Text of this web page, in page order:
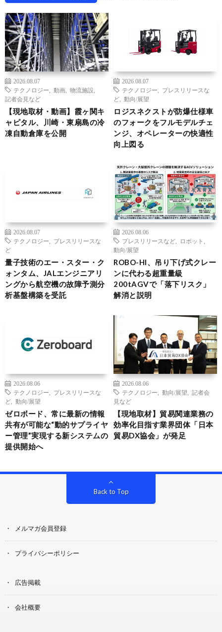
2026.08.07
テクノロジー
動画 物流施設
記者会見など
【現地取材・動画】霞ヶ関キ
ャピタル、川崎・東扇島の冷
凍自動倉庫を公開
2026.08.07
テクノロジー
プレスリリースな
ど
動向/展望
ロジスネクストが防爆仕様車
のフォークをフルモデルチェ
ンジ、オペレーターの快適性
向上図る
2026.08.07
テクノロジー
プレスリリースな
ど
量子技術のエー・スター・ク
ォンタム、JALエンジニアリ
ングから航空機の故障予測分
析基盤構築を受託
2026.08.06
プレスリリースなど
ロボット
動向/展望
ROBO-HI、吊り下げ式クレー
ンに代わる超重量級
200tAGVで「落下リスク」
解消と説明
2026.08.06
テクノロジー
プレスリリースな
ど
動向/展望
ゼロボード、常に最新の情報
共有が可能な“動的サプライヤ
ー管理”実現する新システムの
提供開始へ
2026.08.06
テクノロジー
動向/展望
記者会
見など
【現地取材】貿易関連業務の
効率化目指す業界団体「日本
貿易DX協会」が発足
Back to Top
メルマガ会員登録
プライバシーポリシー
広告掲載
会社概要